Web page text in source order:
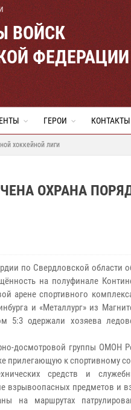
ВОЙСК
ФЕДЕРАЦИИ
ГЕРОИ КОНТАКТЫ
хоккейной лиги
ОХРАНА
по Свердловской области
на полуфинале
арене спортивного
и «Металлург» из
5:3 одержали хозяева
досмотровой группы ОМОН
прилегающую к спортивному
средств и
взрывоопасных предметов и
на маршрутах